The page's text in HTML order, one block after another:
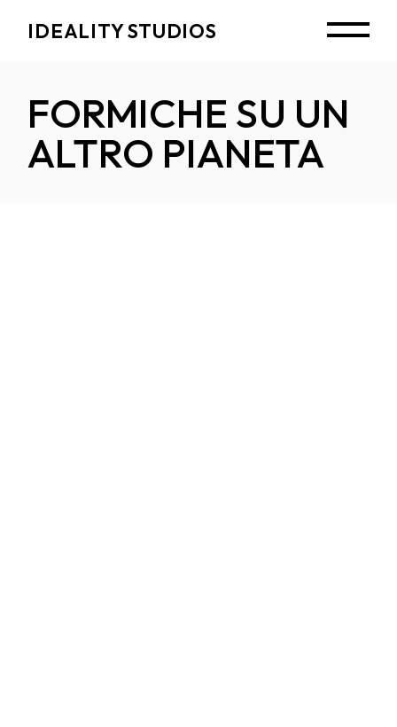
IDEALITY STUDIOS
FORMICHE SU UN
ALTRO PIANETA